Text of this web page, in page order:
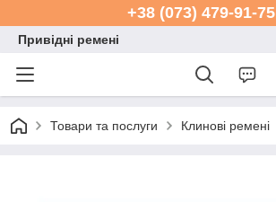
+38 (073) 479-91-75
Привідні ремені
Товари та послуги Клинові ремені